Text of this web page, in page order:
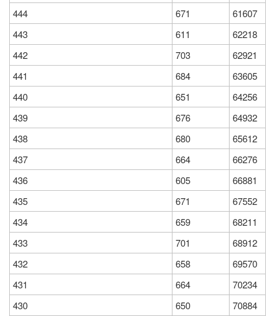
444
671
61607
443
611
62218
442
703
62921
441
684
63605
440
651
64256
439
676
64932
438
680
65612
437
664
66276
436
605
66881
435
671
67552
434
659
68211
433
701
68912
432
658
69570
431
664
70234
430
650 70884